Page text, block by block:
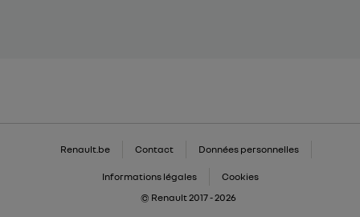
Renault.be Contact Données personnelles
Informations légales
Cookies
© Renault 2017 - 2026